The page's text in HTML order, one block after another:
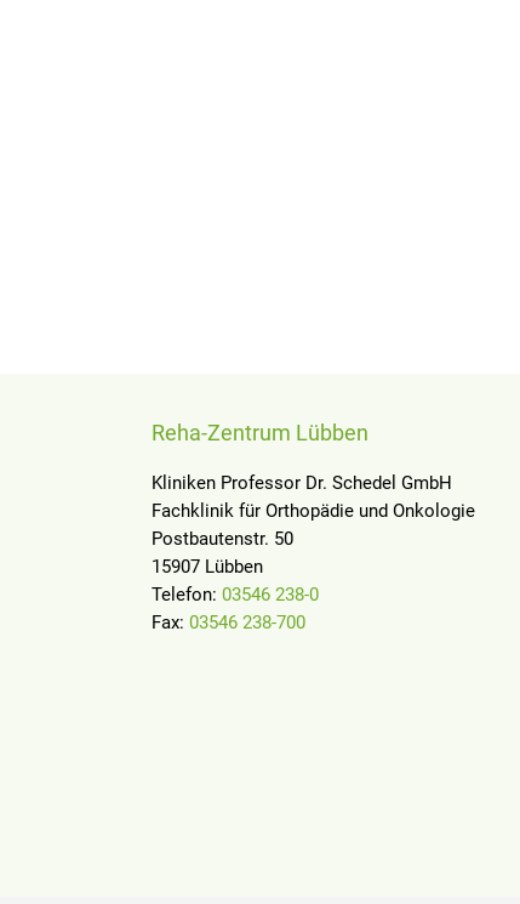
Reha-Zentrum Lübben
Kliniken Professor Dr. Schedel GmbH
Fachklinik für Orthopädie und Onkologie
Postbautenstr. 50
15907 Lübben
Telefon: 03546 238-0
Fax: 03546 238-700